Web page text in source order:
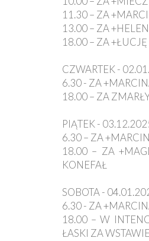
11.30 – ZA
13.00 – ZA
18.00 – ZA
CZWARTEK -
6.30 - ZA
18.00 – ZA
PIĄTEK -
6.30 – ZA
18.00 – ZA
KONEFAŁ
SOBOTA -
6.30 - ZA
18.00 – W
ŁASKI ZA